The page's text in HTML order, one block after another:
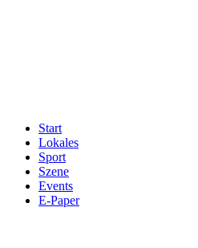
Start
Lokales
Sport
Szene
Events
E-Paper